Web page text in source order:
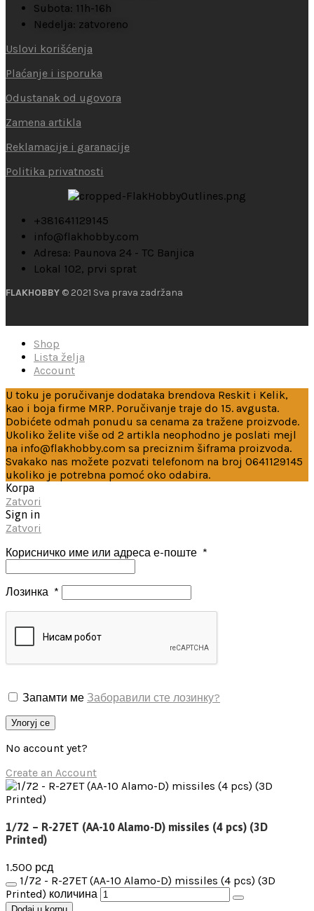
Subota: 11h-16h
Nedelja: zatvoreno
Uslovi korišćenja
Plaćanje i isporuka
Odustanak od ugovora
Zamena artikla
Reklamacije i garanacije
Politika privatnosti
+381641129145
info@flakhobby.com
Adresa: Paunova 24 - TC Banjica
Lokal 102, prvi sprat
FLAKHOBBY © 2021 Sva prava zadržana
Shop
Lista želja
Account
U toku je poručivanje dodataka brendova Reskit i Kelik,
kao i boja firme MRP. Poručivanje traje do 15. avgusta.
Dobićete odmah ponudu sa cenama za tražene proizvode.
Ukoliko želite više od 2 artikla neophodno je poslati mejl
na info@flakhobby.com sa preciznim šiframa proizvoda.
Svakako nas možete pozvati telefonom na broj 0641129145
ukoliko je potrebna pomoć oko odabira.
Korpa
Zatvori
Sign in
Zatvori
Корисничко име или адреса е-поште *
Лозинка *
Запамти ме Заборавили сте лозинку?
Улогуј се
No account yet?
Create an Account
1/72 – R-27ET (AA-10 Alamo-D) missiles (4 pcs) (3D
Printed)
1.500 рсд
1/72 - R-27ET (AA-10 Alamo-D) missiles (4 pcs) (3D
Printed) количина